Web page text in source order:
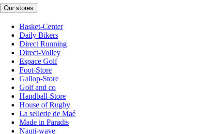
Our stores
Basket-Center
Daily Bikers
Direct Running
Direct-Volley
Espace Golf
Foot-Store
Gallop-Store
Golf and co
Handball-Store
House of Rugby
La sellerie de Maé
Made in Paradis
Nauti-wave